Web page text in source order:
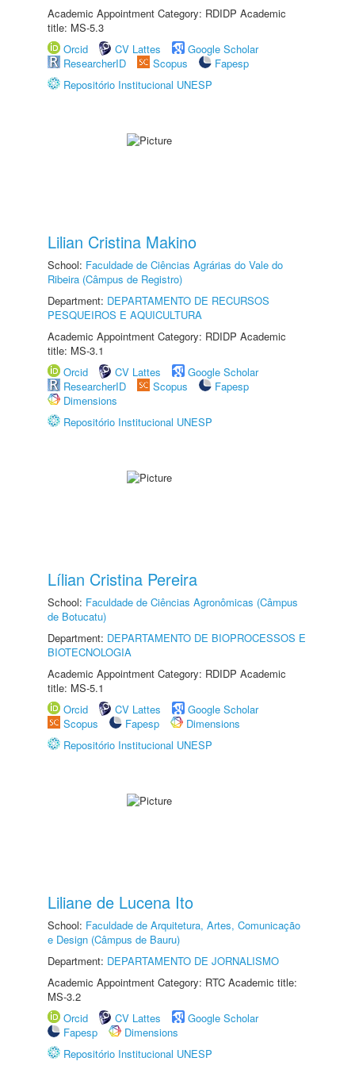
Academic Appointment Category: RDIDP Academic
title: MS-5.3
Orcid
CV Lattes
Google Scholar
ResearcherID
Scopus
Fapesp
Repositório Institucional UNESP
Lilian Cristina Makino
School: Faculdade de Ciências Agrárias do Vale do
Ribeira (Câmpus de Registro)
Department: DEPARTAMENTO DE RECURSOS
PESQUEIROS E AQUICULTURA
Academic Appointment Category: RDIDP Academic
title: MS-3.1
Orcid
CV Lattes
Google Scholar
ResearcherID
Scopus
Fapesp
Dimensions
Repositório Institucional UNESP
Lílian Cristina Pereira
School: Faculdade de Ciências Agronômicas (Câmpus
de Botucatu)
Department: DEPARTAMENTO DE BIOPROCESSOS E
BIOTECNOLOGIA
Academic Appointment Category: RDIDP Academic
title: MS-5.1
Orcid
CV Lattes
Google Scholar
Scopus
Fapesp
Dimensions
Repositório Institucional UNESP
Liliane de Lucena Ito
School: Faculdade de Arquitetura, Artes, Comunicação
e Design (Câmpus de Bauru)
Department: DEPARTAMENTO DE JORNALISMO
Academic Appointment Category: RTC Academic title:
MS-3.2
Orcid
CV Lattes
Google Scholar
Fapesp
Dimensions
Repositório Institucional UNESP